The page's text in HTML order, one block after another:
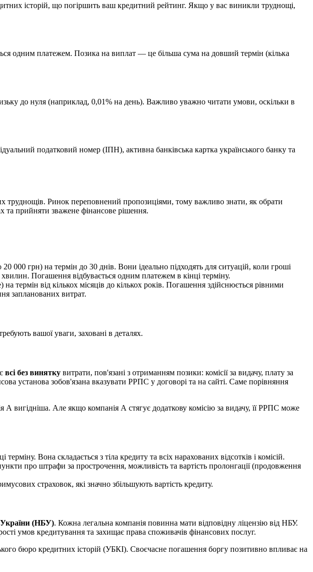
історій, що погіршить ваш кредитний рейтинг. Якщо у вас виникли труднощі,
одним платежем. Позика на виплат — це більша сума на довший термін (кілька
до нуля (наприклад, 0,01% на день). Важливо уважно читати умови, оскільки в
податковий номер (ІПН), активна банківська картка українського банку та
Ринок переповнений пропозиціями, тому важливо знати, як обрати
та прийняти зважене фінансове рішення.
000 грн) на термін до 30 днів. Вони ідеально підходять для ситуацій, коли гроші
Погашення відбувається одним платежем в кінці терміну.
термін від кількох місяців до кількох років. Погашення здійснюється рівними
запланованих витрат.
вашої уваги, заховані в деталях.
всі без винятку витрати, пов'язані з отриманням позики: комісії за видачу, плату за
установа зобов'язана вказувати РРПС у договорі та на сайті. Саме порівняння
Але якщо компанія А стягує додаткову комісію за видачу, її РРПС може
Вона складається з тіла кредиту та всіх нарахованих відсотків і комісій.
про штрафи за прострочення, можливість та вартість пролонгації (продовження
страховок, які значно збільшують вартість кредиту.
(НБУ). Кожна легальна компанія повинна мати відповідну ліцензію від НБУ.
умов кредитування та захищає права споживачів фінансових послуг.
бюро кредитних історій (УБКІ). Своєчасне погашення боргу позитивно впливає на